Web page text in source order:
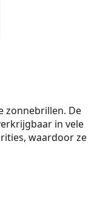
zonnebrillen. De
in vele
waardoor ze